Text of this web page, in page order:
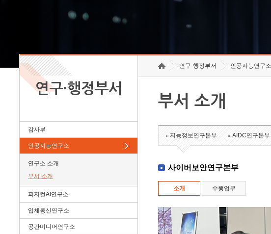
연구·행정부서
감사부
인공지능연구소
연구소 소개
부서 소개
피지컬AI연구소
입체통신연구소
공간미디어연구소
연구·행정부서 인공지능연구소
부서 소개
지능정보연구본부 AIDC연구본부
사이버보안연구본부
소개 수행업무